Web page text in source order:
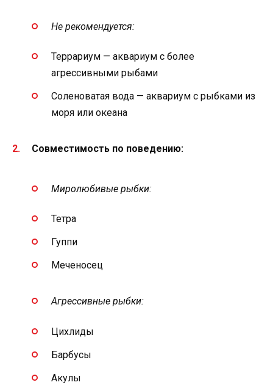
Не рекомендуется:
Террариум — аквариум с более
агрессивными рыбами
Соленоватая вода — аквариум с рыбками из
моря или океана
Совместимость по поведению:
Миролюбивые рыбки:
Тетра
Гуппи
Меченосец
Агрессивные рыбки:
Цихлиды
Барбусы
Акулы